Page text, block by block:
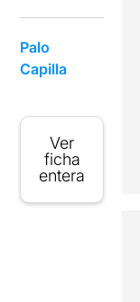
Palo
Capilla
Ver
ficha
entera